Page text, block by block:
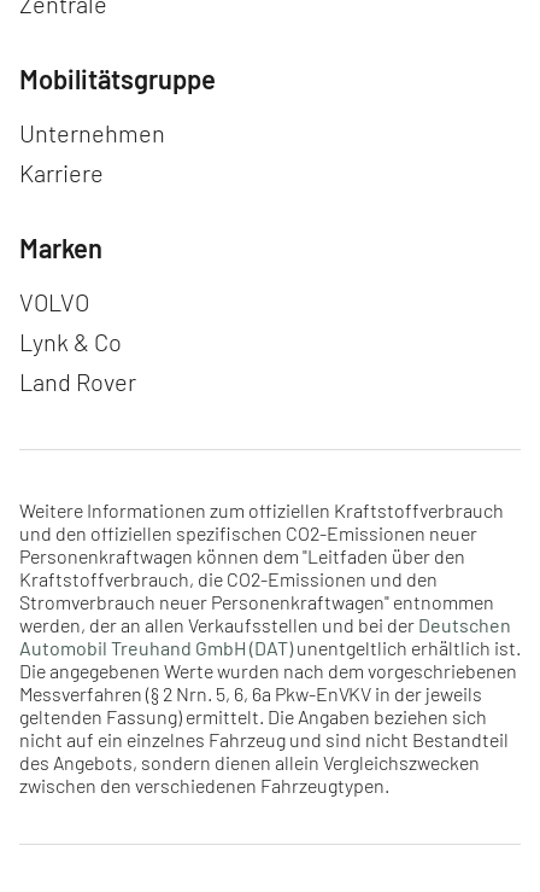
Mobilitätsgruppe
Navigation überspringen
Unternehmen
Karriere
Marken
Navigation überspringen
VOLVO
Lynk & Co
Land Rover
Weitere Informationen zum offiziellen Kraftstoffverbrauch
und den offiziellen spezifischen CO2-Emissionen neuer
Personenkraftwagen können dem "Leitfaden über den
Kraftstoffverbrauch, die CO2-Emissionen und den
Stromverbrauch neuer Personenkraftwagen" entnommen
werden, der an allen Verkaufsstellen und bei der Deutschen
Automobil Treuhand GmbH (DAT)unentgeltlich erhältlich ist.
Die angegebenen Werte wurden nach dem vorgeschriebenen
Messverfahren (§ 2 Nrn. 5, 6, 6a Pkw-EnVKV in der jeweils
geltenden Fassung) ermittelt. Die Angaben beziehen sich
nicht auf ein einzelnes Fahrzeug und sind nicht Bestandteil
des Angebots, sondern dienen allein Vergleichszwecken
zwischen den verschiedenen Fahrzeugtypen.